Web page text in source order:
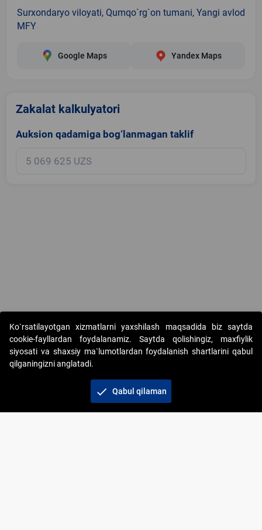
Surxondaryo viloyati, Qumqo`rg`on tumani, Yangi avlod
MFY
Google Maps Yandex Maps
Zakalat kalkulyatori
Auksion qadamiga bog‘lanmagan taklif
Copyright © 2017-2026. "Elektron onlayn-auksionlarni tashkil etish"
AJ. Barcha huquqlar himoyalangan
+998 71 202-21-11
Ko`rsatilayotgan xizmatlarni yaxshilash maqsadida biz saytda
cookie-fayllardan foydalanamiz. Saytda qolishingiz, maxfiylik
siyosati va shaxsiy ma`lumotlardan foydalanish shartlarini qabul
qilganingizni anglatadi.
check Qabul qilaman